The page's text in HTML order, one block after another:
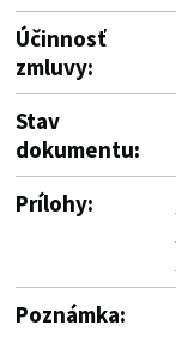
Účinnosť
zmluvy:
Stav
dokumentu:
Prílohy:
Poznámka: